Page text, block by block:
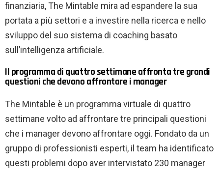
finanziaria, The Mintable mira ad espandere la sua
portata a più settori e a investire nella ricerca e nello
sviluppo del suo sistema di coaching basato
sull’intelligenza artificiale.
Il programma di quattro settimane affronta tre grandi
questioni che devono affrontare i manager
The Mintable è un programma virtuale di quattro
settimane volto ad affrontare tre principali questioni
che i manager devono affrontare oggi. Fondato da un
gruppo di professionisti esperti, il team ha identificato
questi problemi dopo aver intervistato 230 manager